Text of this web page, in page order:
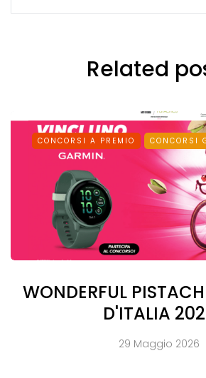
Related
CONCORSI A PREMIO CONCORSI
WONDERFUL
D'ITALIA
29 Maggio 2026